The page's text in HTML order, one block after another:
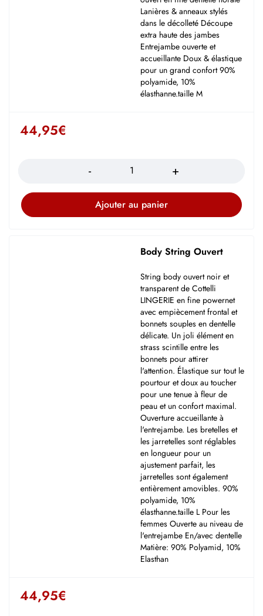
Lanières & anneaux stylés
dans le décolleté Découpe
extra haute des jambes
Entrejambe ouverte et
accueillante Doux & élastique
pour un grand confort 90%
polyamide, 10%
élasthanne.taille M
44,95€
Ajouter au panier
Body String Ouvert
String body ouvert noir et
transparent de Cottelli
LINGERIE en fine powernet
avec empiècement frontal et
bonnets souples en dentelle
délicate. Un joli élément en
strass scintille entre les
bonnets pour attirer
l'attention. Élastique sur tout le
pourtour et doux au toucher
pour une tenue à fleur de
peau et un confort maximal.
Ouverture accueillante à
l'entrejambe. Les bretelles et
les jarretelles sont réglables
en longueur pour un
ajustement parfait, les
jarretelles sont également
entièrement amovibles. 90%
polyamide, 10%
élasthanne.taille L Pour les
femmes Ouverte au niveau de
l'entrejambe En/avec dentelle
Matière: 90% Polyamid, 10%
Elasthan
44,95€